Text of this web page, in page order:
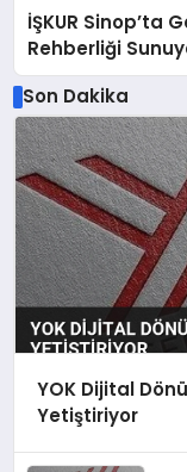
İŞKUR Sinop’ta
Rehberliği
Son Dakika
YOK Dijital
Yetiştiriyor